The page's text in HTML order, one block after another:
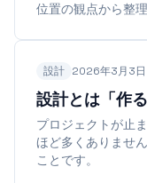
位置の観点から整理
設計 2026年3月3日
設計とは「作
プロジェクトが止
ほど多くありませ
ことです。